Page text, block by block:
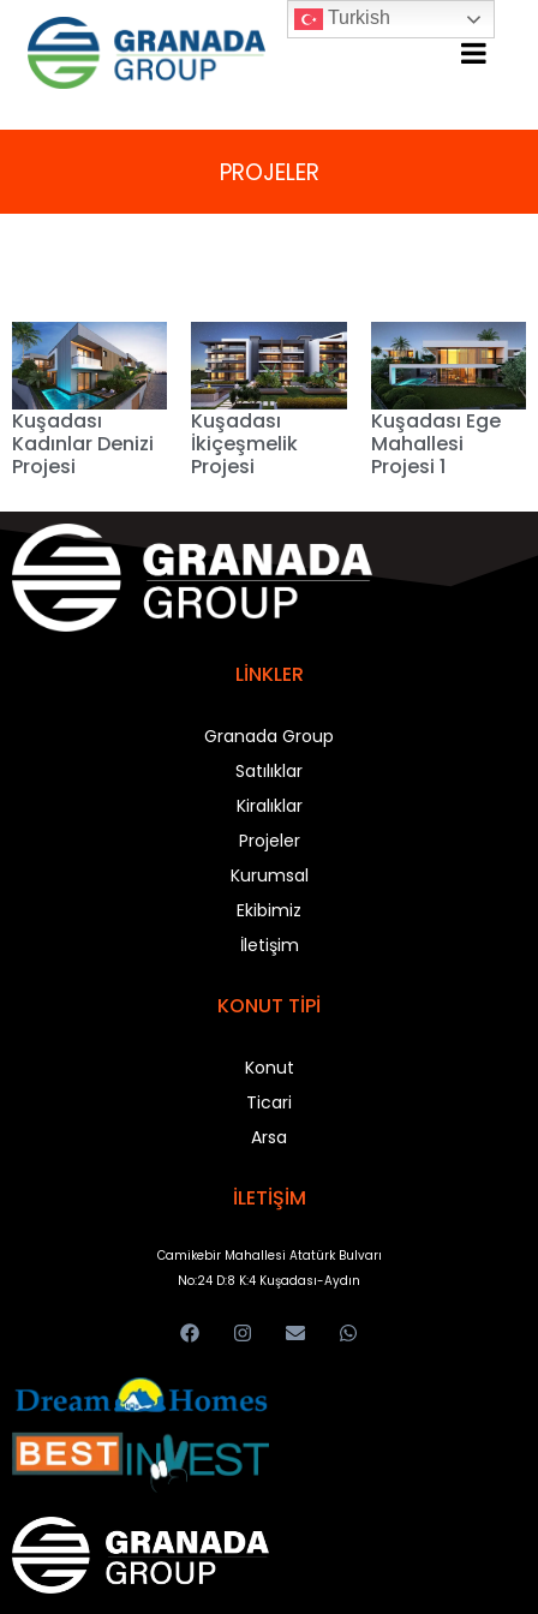
PROJELER
Kuşadası
Kadınlar Denizi
Projesi
Kuşadası
İkiçeşmelik
Projesi
Kuşadası Ege
Mahallesi
Projesi 1
LİNKLER
Granada Group
Satılıklar
Kiralıklar
Projeler
Kurumsal
Ekibimiz
İletişim
KONUT TİPİ
Konut
Ticari
Arsa
İLETİŞİM
Camikebir Mahallesi Atatürk Bulvarı
No:24 D:8 K:4 Kuşadası-Aydın
Turkish